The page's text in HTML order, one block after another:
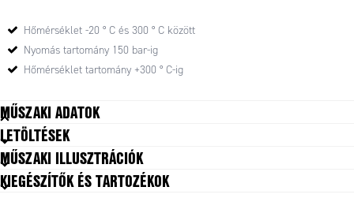
Hőmérséklet -20 ° C és 300 ° C között
Nyomás tartomány 150 bar-ig
Hőmérséklet tartomány +300 ° C-ig
MŰSZAKI ADATOK
Csatlakozás, belső
Csatlakozás, külső
Kiszerelés
LETÖLTÉSEK
MŰSZAKI ILLUSZTRÁCIÓK
KIEGÉSZÍTŐK ÉS TARTOZÉKOK